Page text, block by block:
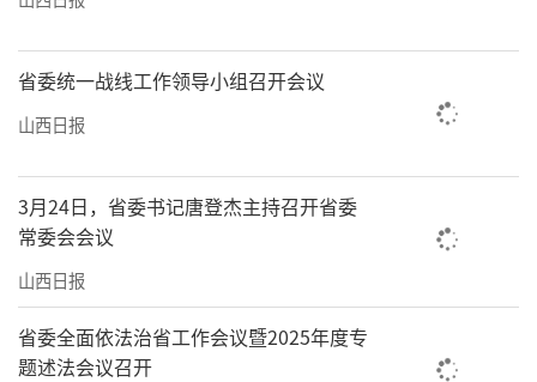
省委统一战线工作领导小组召开会议
山西日报
3月24日，省委书记唐登杰主持召开省委
常委会会议
山西日报
省委全面依法治省工作会议暨2025年度专
题述法会议召开